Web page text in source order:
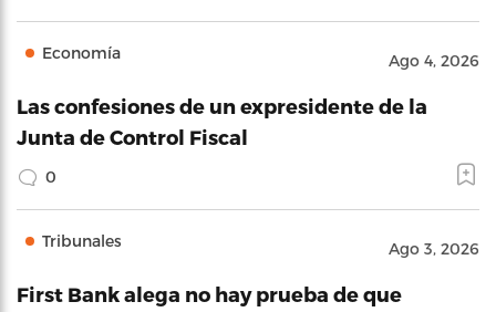
Economía Ago 4, 2026
Las confesiones de un expresidente de la
Junta de Control Fiscal
0
Tribunales Ago 3, 2026
First Bank alega no hay prueba de que